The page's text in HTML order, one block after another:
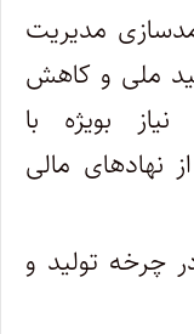
مدیریت
ملی و کاهش
بویژه با
مالی
چرخه تولید و